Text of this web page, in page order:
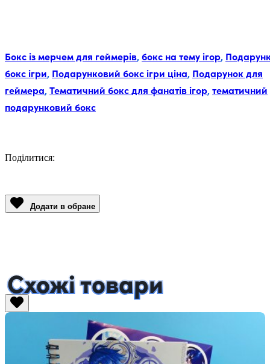
Бокс із мерчем для геймерів,бокс на тему ігор,
бокс ігри, Подарунковий бокс ігри ціна, Подарунок для
геймера,Тематичний бокс для фанатів ігор,тематичний
подарунковий бокс
Поділитися:
Додати в обране
Схожі товари